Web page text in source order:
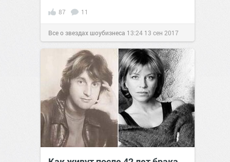
87 11
Все о звездах шоубизнеса 13:24 13 сен 2017